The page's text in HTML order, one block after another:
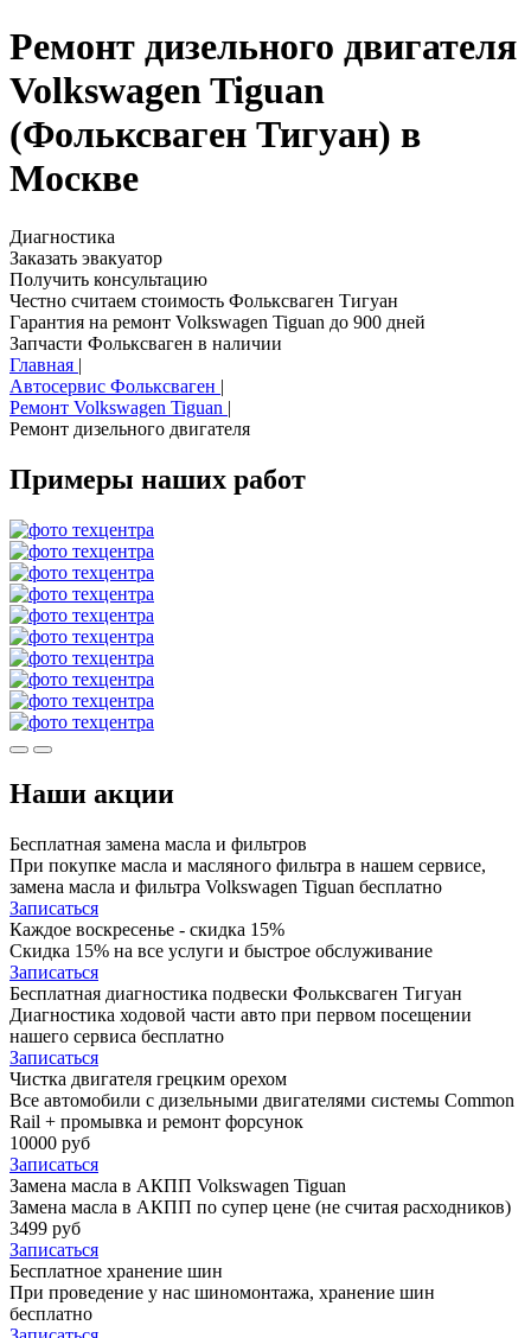
Ремонт дизельного двигателя
Volkswagen Tiguan
(Фольксваген Тигуан) в
Москве
Диагностика
Заказать эвакуатор
Получить консультацию
Честно считаем стоимость Фольксваген Тигуан
Гарантия на ремонт Volkswagen Tiguan до 900 дней
Запчасти Фольксваген в наличии
Главная |
Автосервис Фольксваген |
Ремонт Volkswagen Tiguan |
Ремонт дизельного двигателя
Примеры наших работ
Наши акции
Бесплатная замена масла и фильтров
При покупке масла и масляного фильтра в нашем сервисе,
замена масла и фильтра Volkswagen Tiguan бесплатно
Записаться
Каждое воскресенье - скидка 15%
Скидка 15% на все услуги и быстрое обслуживание
Записаться
Бесплатная диагностика подвески Фольксваген Тигуан
Диагностика ходовой части авто при первом посещении
нашего сервиса бесплатно
Записаться
Чистка двигателя грецким орехом
Все автомобили c дизельными двигателями системы Common
Rail + промывка и ремонт форсунок
10000 руб
Записаться
Замена масла в АКПП Volkswagen Tiguan
Замена масла в АКПП по супер цене (не считая расходников)
3499 руб
Записаться
Бесплатное хранение шин
При проведение у нас шиномонтажа, хранение шин
бесплатно